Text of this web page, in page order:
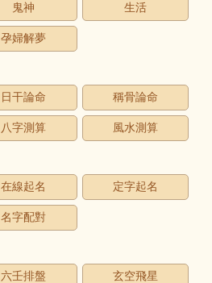
鬼神 生活
孕婦解夢
日干論命 稱骨論命
八字測算 風水測算
在線起名 定字起名
名字配對
六壬排盤 玄空飛星